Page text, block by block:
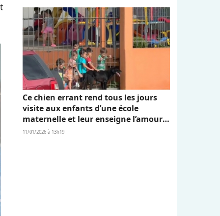
Ce chien errant rend tous les jours
visite aux enfants d’une école
maternelle et leur enseigne l’amour
et l’empathie (vidéo)
11/01/2026 à 13h19